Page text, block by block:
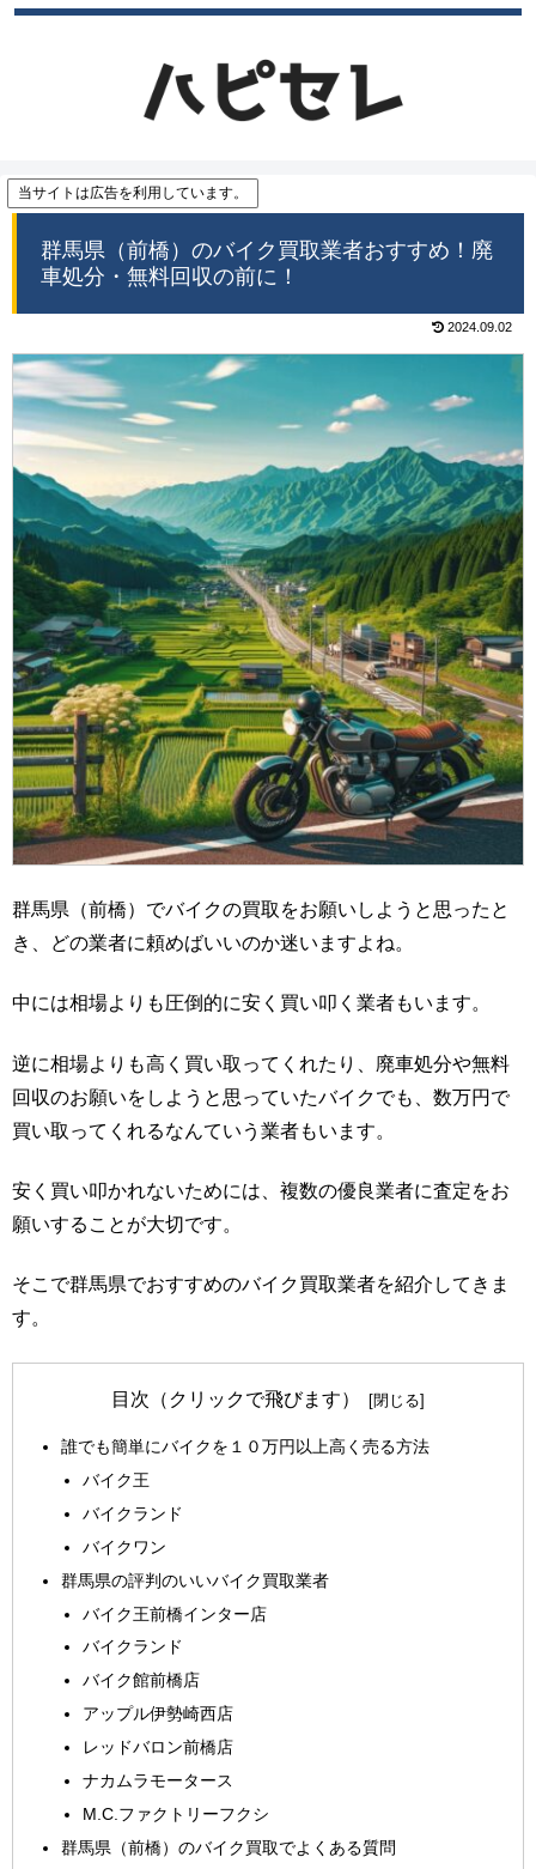
当サイトは広告を利用しています。
群馬県（前橋）のバイク買取業者おすすめ！廃
車処分・無料回収の前に！
2024.09.02
群馬県（前橋）でバイクの買取をお願いしようと思ったと
き、どの業者に頼めばいいのか迷いますよね。
中には相場よりも圧倒的に安く買い叩く業者もいます。
逆に相場よりも高く買い取ってくれたり、廃車処分や無料
回収のお願いをしようと思っていたバイクでも、数万円で
買い取ってくれるなんていう業者もいます。
安く買い叩かれないためには、複数の優良業者に査定をお
願いすることが大切です。
そこで群馬県でおすすめのバイク買取業者を紹介してきま
す。
目次（クリックで飛びます）
誰でも簡単にバイクを１０万円以上高く売る方法
バイク王
バイクランド
バイクワン
群馬県の評判のいいバイク買取業者
バイク王前橋インター店
バイクランド
バイク館前橋店
アップル伊勢崎西店
レッドバロン前橋店
ナカムラモータース
M.C.ファクトリーフクシ
群馬県（前橋）のバイク買取でよくある質問